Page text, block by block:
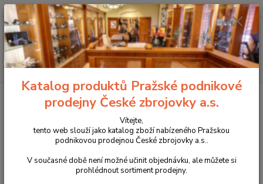
Menu
Hledat
+420 225 375 800
Novinky v sortimentu prodejny
Střenky VOYTY G-10 Slim fit pro CZ
Střenky VOYTY G-10 Slim fit pro
CZ Shadow 2
Katalog produktů Pražské podnikové
prodejny České zbrojovky a.s.
Vítejte,
tento web slouží jako katalog zboží nabízeného Pražskou
podnikovou prodejnou České zbrojovky a.s..
V současné době není možné učinit objednávku, ale můžete si
prohlédnout sortiment prodejny.